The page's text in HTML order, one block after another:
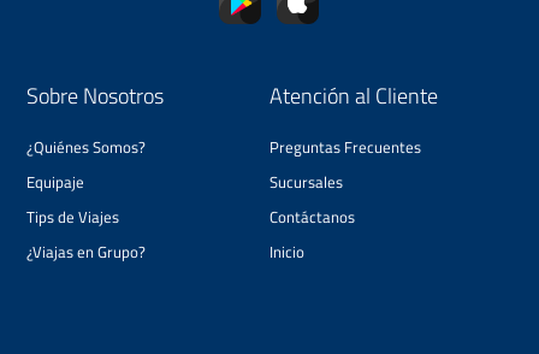
Sobre Nosotros
¿Quiénes Somos?
Equipaje
Tips de Viajes
¿Viajas en Grupo?
Atención al Cliente
Preguntas Frecuentes
Sucursales
Contáctanos
Inicio